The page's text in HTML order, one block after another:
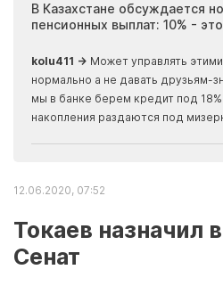
В Казахстане обсуждается
пенсионных выплат: 10% -
kolu411 → Может управлять
нормально а не давать друзьям-
мы в банке берем кредит под
накопления раздаются под
12.06.2020, 07:52
Токаев назначил
Сенат